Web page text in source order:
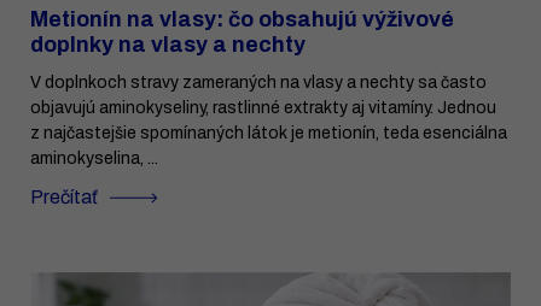
Metionín na vlasy: čo obsahujú výživové
doplnky na vlasy a nechty
V doplnkoch stravy zameraných na vlasy a nechty sa často
objavujú aminokyseliny, rastlinné extrakty aj vitamíny. Jednou
z najčastejšie spomínaných látok je metionín, teda esenciálna
aminokyselina, ...
Prečítať